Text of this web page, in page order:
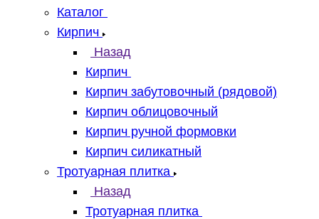
Каталог
Кирпич
Назад
Кирпич
Кирпич забутовочный (рядовой)
Кирпич облицовочный
Кирпич ручной формовки
Кирпич силикатный
Тротуарная плитка
Назад
Тротуарная плитка